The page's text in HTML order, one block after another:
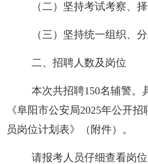
（二）坚持考试考察、择
（三）坚持统一组织、分
二、招聘人数及岗位
本次共招聘150名辅警。
《阜阳市公安局2025年公开招
员岗位计划表》（附件）。
请报考人员仔细查看岗